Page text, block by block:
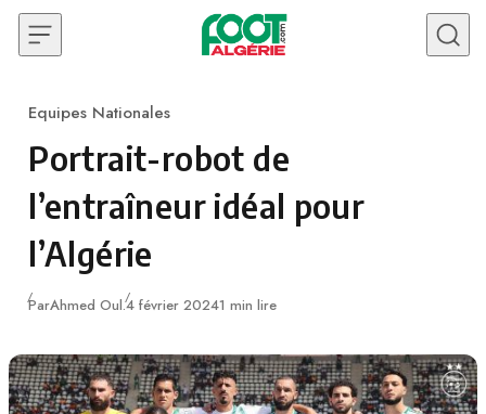
Skip to content
Category
Equipes Nationales
Portrait-robot de
l’entraîneur idéal pour
l’Algérie
ParAhmed Oul.Publié
4 février 20241 min lire